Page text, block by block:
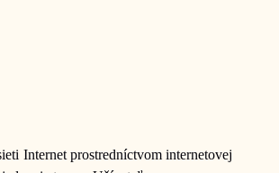
Internet prostredníctvom internetovej